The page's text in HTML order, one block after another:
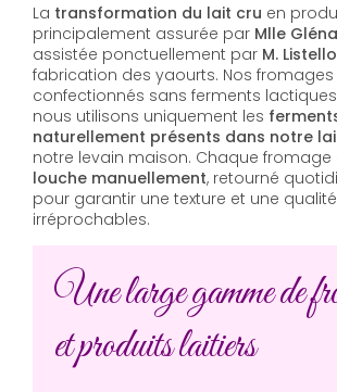
La transformation du lait cru en
principalement assurée par Mlle
assistée ponctuellement par M.
fabrication des yaourts. Nos
confectionnés sans ferments
nous utilisons uniquement les
naturellement présents dans notre
notre levain maison. Chaque fromage
louche manuellement, retourné
pour garantir une texture et une qualité
irréprochables.
Une large gamme de
et produits laitiers